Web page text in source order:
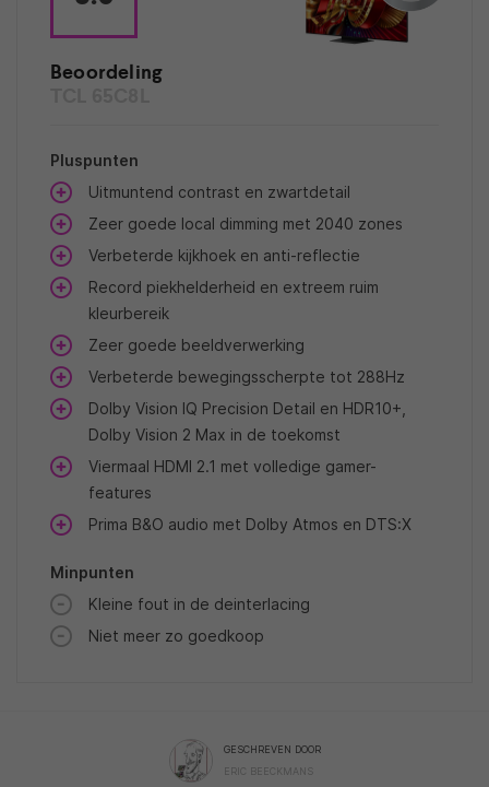
Beoordeling
Pluspunten
Uitmuntend contrast en zwartdetail
Zeer goede local dimming met 2040 zones
Verbeterde kijkhoek en anti-reflectie
Record piekhelderheid en extreem ruim
kleurbereik
Zeer goede beeldverwerking
Verbeterde bewegingsscherpte tot 288Hz
Dolby Vision IQ Precision Detail en HDR10+,
Dolby Vision 2 Max in de toekomst
Viermaal HDMI 2.1 met volledige gamer-
features
Prima B&O audio met Dolby Atmos en DTS:X
Minpunten
Kleine fout in de deinterlacing
Niet meer zo goedkoop
GESCHREVEN DOOR
ERIC BEECKMANS